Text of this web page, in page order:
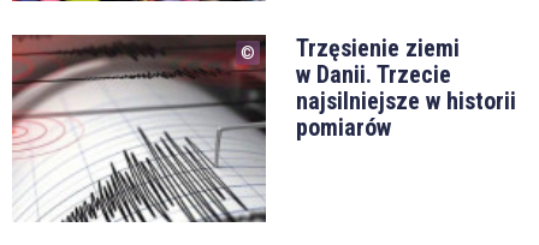
Trzęsienie ziemi
w Danii. Trzecie
najsilniejsze w historii
pomiarów